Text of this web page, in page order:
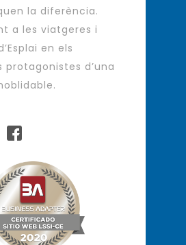
la diferència.
a les viatgeres i
en els
protagonistes d’una